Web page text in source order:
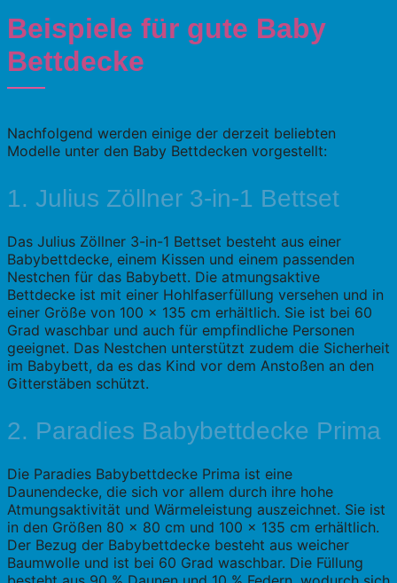
Beispiele für gute Baby
Bettdecke
Nachfolgend werden einige der derzeit beliebten
Modelle unter den Baby Bettdecken vorgestellt:
1. Julius Zöllner 3-in-1 Bettset
Das Julius Zöllner 3-in-1 Bettset besteht aus einer
Babybettdecke, einem Kissen und einem passenden
Nestchen für das Babybett. Die atmungsaktive
Bettdecke ist mit einer Hohlfaserfüllung versehen und in
einer Größe von 100 x 135 cm erhältlich. Sie ist bei 60
Grad waschbar und auch für empfindliche Personen
geeignet. Das Nestchen unterstützt zudem die Sicherheit
im Babybett, da es das Kind vor dem Anstoßen an den
Gitterstäben schützt.
2. Paradies Babybettdecke Prima
Die Paradies Babybettdecke Prima ist eine
Daunendecke, die sich vor allem durch ihre hohe
Atmungsaktivität und Wärmeleistung auszeichnet. Sie ist
in den Größen 80 x 80 cm und 100 x 135 cm erhältlich.
Der Bezug der Babybettdecke besteht aus weicher
Baumwolle und ist bei 60 Grad waschbar. Die Füllung